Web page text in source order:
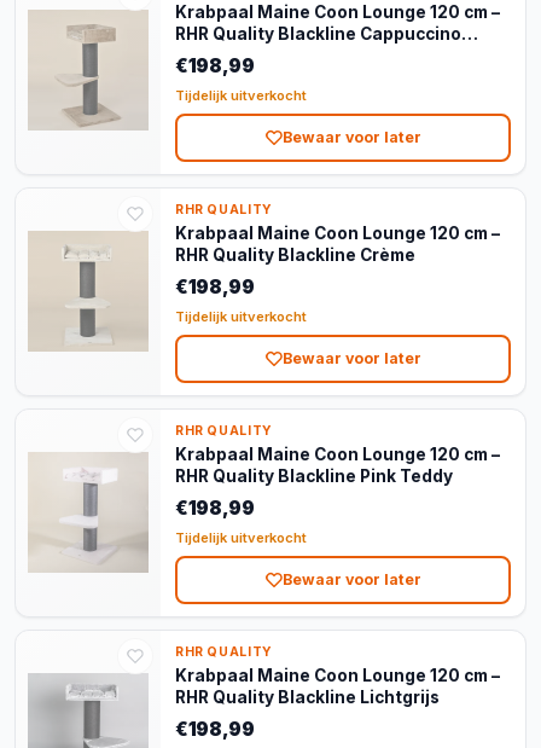
Krabpaal Maine Coon Lounge 120 cm –
RHR Quality Blackline Cappuccino
Teddy
€198,99
Tijdelijk uitverkocht
Bewaar voor later
RHR QUALITY
Krabpaal Maine Coon Lounge 120 cm –
RHR Quality Blackline Crème
€198,99
Tijdelijk uitverkocht
Bewaar voor later
RHR QUALITY
Krabpaal Maine Coon Lounge 120 cm –
RHR Quality Blackline Pink Teddy
€198,99
Tijdelijk uitverkocht
Bewaar voor later
RHR QUALITY
Krabpaal Maine Coon Lounge 120 cm –
RHR Quality Blackline Lichtgrijs
€198,99